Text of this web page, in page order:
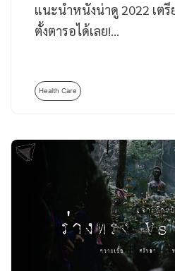
แนะนำหนังน่าดู 2022 เต
ตั้งตารอได้เลย!…
Health Care